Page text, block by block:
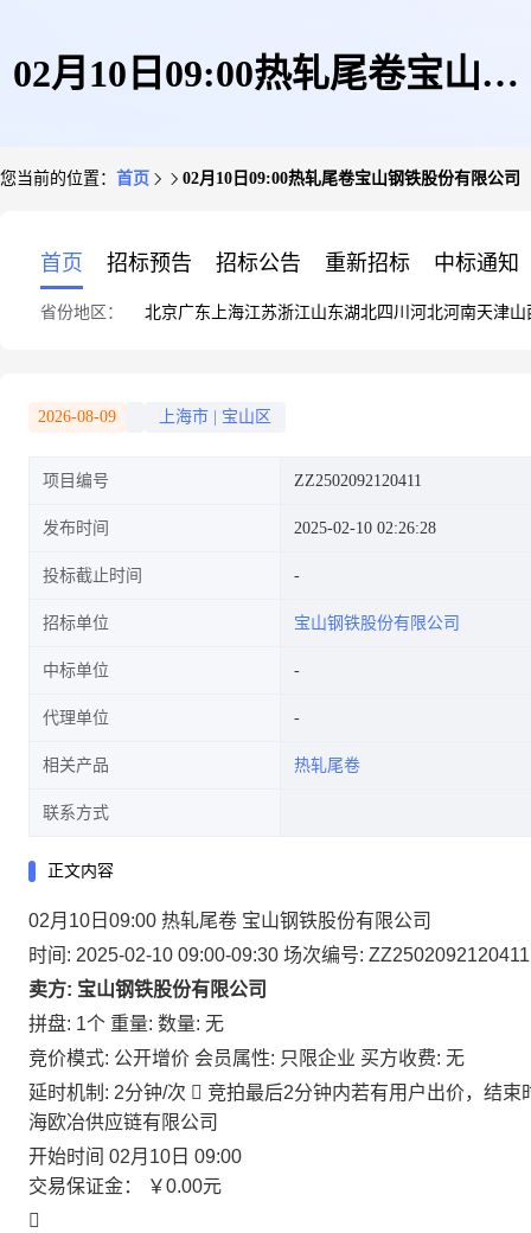
02月10日09:00热轧尾卷宝山钢
您当前的位置： 首页 02月10日09:00热轧尾卷宝山钢铁股份有限公司
首页 招标预告 招标公告 重新招标 中标通知
省份地区： 北京广东 上海江苏浙江山东湖北四川 河北河南天津山
2026-08-09 上海市 宝山区
项目编号 ZZ2502092120411
发布时间 2025-02-10 02:26:28
投标截止时间
招标单位 宝山钢铁股份有限公司
中标单位
代理单位
相关产品 热轧尾卷
联系方式
正文内容
02月10日09:00 热轧尾卷 宝山钢铁股份有限公司
时间: 2025-02-10 09:00-09:30 场次编号: ZZ2502092120411
卖方: 宝山钢铁股份有限公司
拼盘: 1个 重量: 数量: 无
竞价模式: 公开增价 会员属性: 只限企业 买方收费: 无
延时机制: 2分钟/次  竞拍最后2分钟内若有用户出价，结
海欧冶供应链有限公司
开始时间 02月10日 09:00
交易保证金：
￥0.00元
